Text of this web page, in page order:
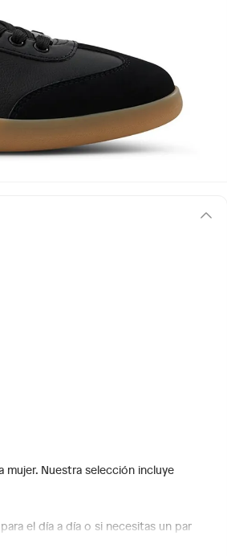
Nuestra selección incluye
el día a día o si necesitas un par